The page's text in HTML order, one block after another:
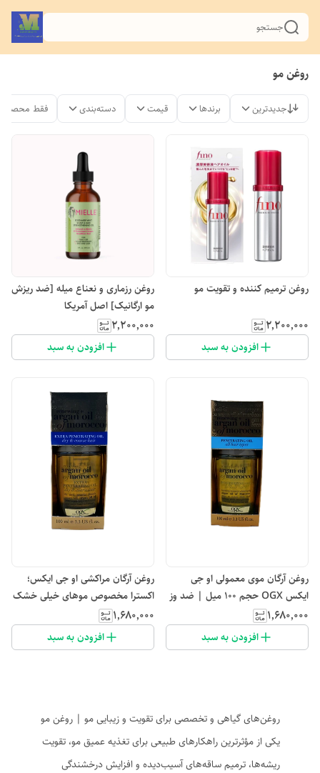
جستجو
روغن مو
جدیدترین برندها قیمت دسته‌بندی فقط
روغن ترمیم کننده و تقویت مو
۲٬۲۰۰٬۰۰۰
افزودن به سبد
روغن رزماری و نعناع میله [ضد ریزش
مو ارگانیک] اصل آمریکا
۲٬۲۰۰٬۰۰۰
افزودن به سبد
روغن آرگان موی معمولی او جی
ایکس OGX حجم 100 میل | ضد وز
و موخوره و ترمیم قوی مو
۱٬۶۸۰٬۰۰۰
افزودن به سبد
روغن آرگان مراکشی او جی ایکس؛
اکسترا مخصوص موهای خیلی خشک
و آسیب دیده
۱٬۶۸۰٬۰۰۰
افزودن به سبد
روغن‌های گیاهی و تخصصی برای تقویت و زیبایی مو | روغن مو
یکی از مؤثرترین راهکارهای طبیعی برای تغذیه عمیق مو، تقویت
ریشه‌ها، ترمیم ساقه‌های آسیب‌دیده و افزایش درخشندگی